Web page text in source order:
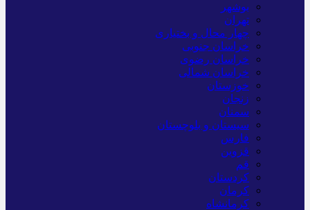
بوشهر
تهران
چهار محال و بختیاری
خراسان جنوبی
خراسان رضوی
خراسان شمالی
خوزستان
زنجان
سمنان
سیستان و بلوچستان
فارس
قزوین
قم
کردستان
کرمان
کرمانشاه